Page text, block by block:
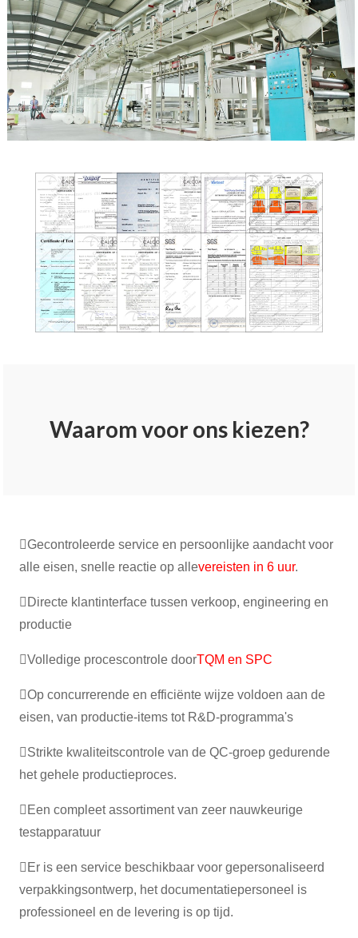
THUIS OVER ONS
Waarom voor ons kiezen?
Gecontroleerde service en persoonlijke aandacht voor
alle eisen, snelle reactie op allevereisten in 6 uur.
Directe klantinterface tussen verkoop, engineering en
productie
Volledige procescontrole doorTQM en SPC
Op concurrerende en efficiënte wijze voldoen aan de
eisen, van productie-items tot R&D-programma's
Strikte kwaliteitscontrole van de QC-groep gedurende
het gehele productieproces.
Een compleet assortiment van zeer nauwkeurige
testapparatuur
Er is een service beschikbaar voor gepersonaliseerd
verpakkingsontwerp, het documentatiepersoneel is
professioneel en de levering is op tijd.